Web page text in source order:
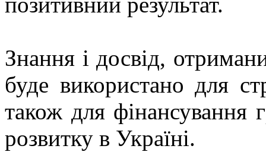
Знання і досвід,
буде використано для
також для фінансування
розвитку в Україні.